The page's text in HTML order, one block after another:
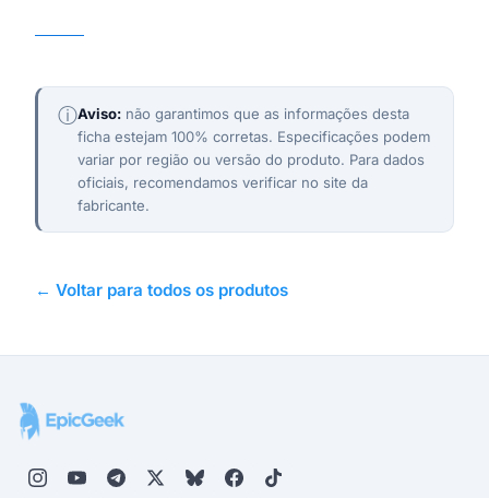
ⓘAviso:não garantimos que as informações desta
ficha estejam 100% corretas. Especificações podem
variar por região ou versão do produto. Para dados
oficiais, recomendamos verificar no site da
fabricante.
← Voltar para todos os produtos